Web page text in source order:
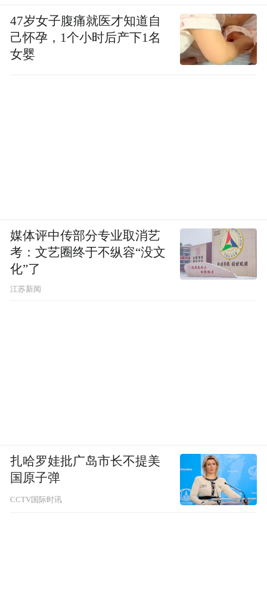
47岁女子腹痛就医才知道自
己怀孕，1个小时后产下1名
女婴
媒体评中传部分专业取消艺
考：文艺圈终于不纵容“没文
化”了
江苏新闻
扎哈罗娃批广岛市长不提美
国原子弹
CCTV国际时讯